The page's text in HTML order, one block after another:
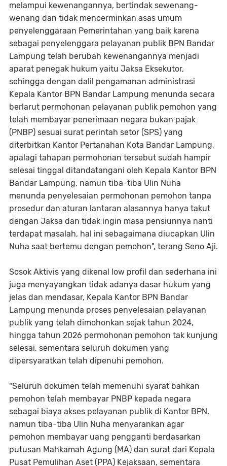
melampui kewenangannya, bertindak sewenang-
wenang dan tidak mencerminkan asas umum
penyelenggaraan Pemerintahan yang baik karena
sebagai penyelenggara pelayanan publik BPN Bandar
Lampung telah berubah kewenangannya menjadi
aparat penegak hukum yaitu Jaksa Eksekutor,
sehingga dengan dalil pengamanan administrasi
Kepala Kantor BPN Bandar Lampung menunda secara
berlarut permohonan pelayanan publik pemohon yang
telah membayar penerimaan negara bukan pajak
(PNBP) sesuai surat perintah setor (SPS) yang
diterbitkan Kantor Pertanahan Kota Bandar Lampung,
apalagi tahapan permohonan tersebut sudah hampir
selesai tinggal ditandatangani oleh Kepala Kantor BPN
Bandar Lampung, namun tiba-tiba Ulin Nuha
menunda penyelesaian permohonan pemohon tanpa
prosedur dan aturan lantaran alasannya hanya takut
dengan Jaksa dan tidak ingin masa pensiunnya nanti
terdapat masalah, hal ini sebagaimana diucapkan Ulin
Nuha saat bertemu dengan pemohon", terang Seno Aji.
Sosok Aktivis yang dikenal low profil dan sederhana ini
juga menyayangkan tidak adanya dasar hukum yang
jelas dan mendasar, Kepala Kantor BPN Bandar
Lampung menunda proses penyelesaian pelayanan
publik yang telah dimohonkan sejak tahun 2024,
hingga tahun 2026 permohonan pemohon tak kunjung
selesai, sementara seluruh dokumen yang
dipersyaratkan telah dipenuhi pemohon.
"Seluruh dokumen telah memenuhi syarat bahkan
pemohon telah membayar PNBP kepada negara
sebagai biaya akses pelayanan publik di Kantor BPN,
namun tiba-tiba Ulin Nuha menyarankan agar
pemohon membayar uang pengganti berdasarkan
putusan Mahkamah Agung (MA) dan surat dari Kepala
Pusat Pemulihan Aset (PPA) Kejaksaan, sementara